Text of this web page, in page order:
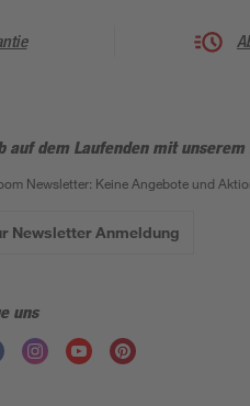
auf dem Laufenden mit
Newsletter: Keine Angebote und
Newsletter Anmeldung
uns